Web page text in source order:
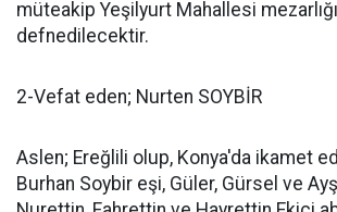
müteakip Yeşilyurt Mahallesi
defnedilecektir.
2-Vefat eden; Nurten SOYBİR
Aslen; Ereğlili olup, Konya'da ikamet
Burhan Soybir eşi, Güler, Gürsel ve